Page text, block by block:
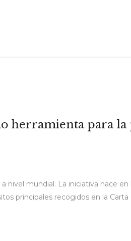
herramienta para
nivel mundial. La iniciativa nace en
principales recogidos en la Carta